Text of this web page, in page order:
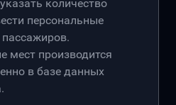
количество
персональные
мест производится
в базе данных